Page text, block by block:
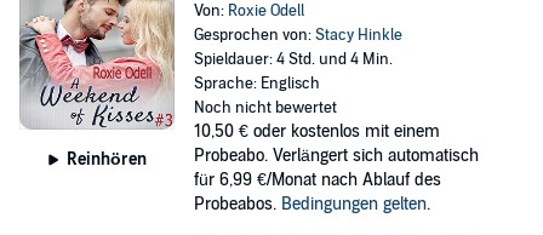
Reinhören
Von: Roxie Odell
Gesprochen von:Stacy Hinkle
Spieldauer: 4 Std. und 4 Min.
Sprache: Englisch
Noch nicht bewertet
10,50 € oder kostenlos mit einem
Probeabo. Verlängert sich automatisch
für 6,99 €/Monat nach Ablauf des
Probeabos. Bedingungen gelten.